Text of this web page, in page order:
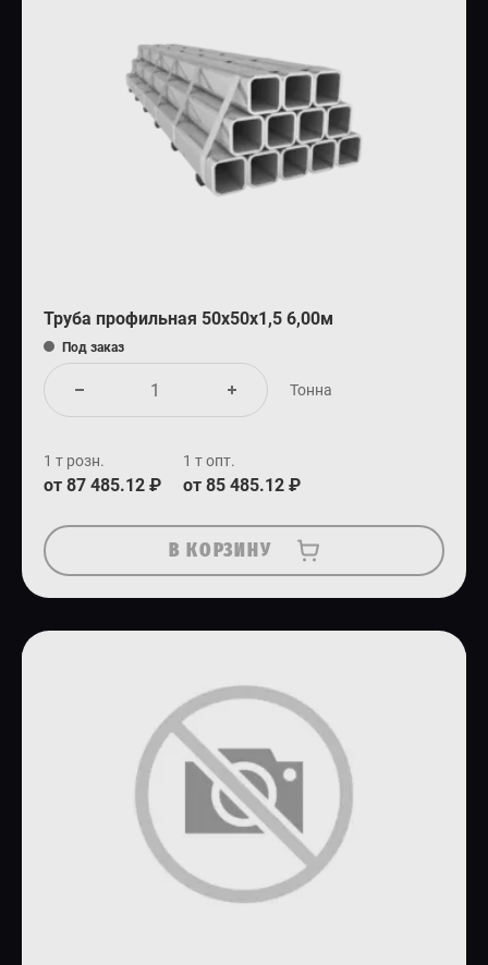
Труба профильная 50х50х1,5 6,00м
Под заказ
Тонна
1 т розн.
от 87 485.12 ₽
1 т опт.
от 85 485.12 ₽
В КОРЗИНУ